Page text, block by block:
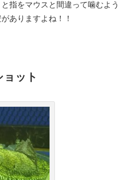
指をマウスと間違って噛むよう
ありますよね！！
ョット